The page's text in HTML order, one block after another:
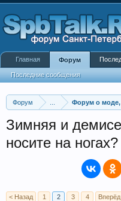
Форум Форум о моде,
Зимняя и
носите на
< Назад 1 2 3 4
Главная Форум
Последние сообщения